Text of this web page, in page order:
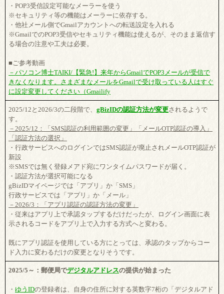
・POP3受信設定可能なメーラーを使う
※セキュリティ等の機能はメーラーに依存する。
・他社メール側でGmailアカウントへの転送設定を入れる
※GmailでのPOP3受信やセキュリティ機能は使えるが、そのまま返信す
る場合の注意や工夫は必要。
■ご参考動画
－パソコン博士TAIKI/【緊急!】来年からGmailでPOP3メールが受信で
きなくなります。さまざまなメールをGmailで受け取っている人はすぐ
に設定変更してください（Gmailify
2025/12と2026/3の二段階で、 gBizIDの認証方法が変更されるようで
す。
－2025/12：「SMS認証の利用範囲の変更」「メールOTP認証の導入」
「認証方法の選択」
・行政サービスへのログインではSMS認証が廃止されメールOTP認証が
新設
※SMSでは無く登録メアド宛にワンタイムパスワードが届く。
・認証方法が選択可能になる
gBizIDマイページでは「アプリ」か「SMS」
行政サービスでは「アプリ」か「メール」
－2026/3：「アプリ認証の認証方法の変更」
・従来はアプリ上で承認タップするだけだったが、ログイン画面に表
示されるコードをアプリ上で入力する方式へと変わる。
既にアプリ認証を使用している方にとっては、承認のタップからコー
ド入力に変わるだけの変更となりそうです。
2025/5～：郵便局でデジタルアドレスの提供が始まった
・ ゆうIDの登録者は、自身の住所に対する英数字7桁の「デジタルアド